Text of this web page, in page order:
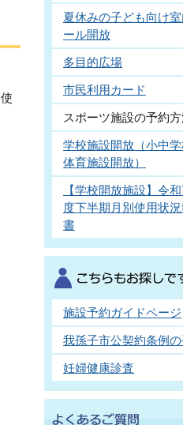
夏休みの子ども向け
ール開放
多目的広場
市民利用カード
スポーツ施設の予約
学校施設開放（小中
体育施設開放）
【学校開放施設】令
度下半期月別使用状
書
施設予約ガイドページ
我孫子市公契約条例の
妊婦健康診査